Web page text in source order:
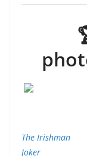
The Irishman
Joker